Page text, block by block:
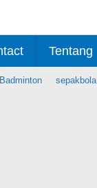
Tentang
Badminton sepakbola